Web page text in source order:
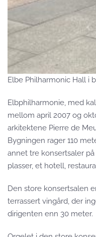
Elbe Philharmonic Hall i
Elbphilharmonie, med
mellom april 2007 og
arkitektene Pierre de
Bygningen rager 110
annet tre konsertsaler på
plasser, et hotell,
Den store konsertsalen
terrassert vingård, der
dirigenten enn 30 meter.